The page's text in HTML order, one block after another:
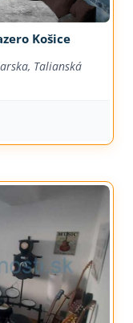
Košice
Talianská